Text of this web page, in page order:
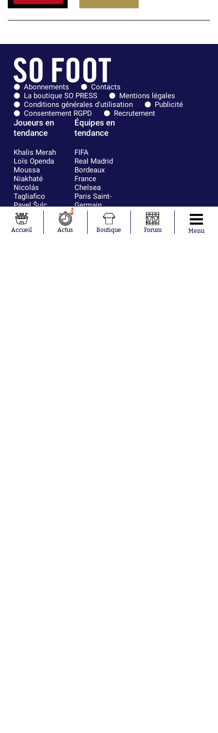
Abonnements
Contacts
La boutique SO PRESS
Mentions légales
Conditions générales d'utilisation
Publicité
Consentement RGPD
Recrutement
Joueurs en
tendance
Khalis Merah
Loïs Openda
Moussa
Niakhaté
Nicolás
Tagliafico
Pavel Šulc
Gauthier Hein
Lionel Messi
Gonzalo
Équipes en
tendance
FIFA
Real Madrid
Bordeaux
France
Chelsea
Paris Saint-
Germain
Olympique
AC Milan
Accueil
1
Actus Boutique Forum Menu